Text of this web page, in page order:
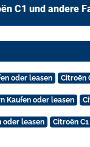
C1 und andere
oder leasen Citroën
Kaufen oder leasen
oder leasen Citroën